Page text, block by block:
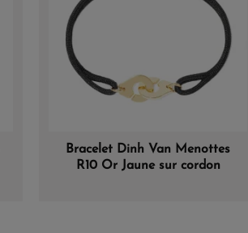
Bracelet Dinh Van Menottes
R10 Or Jaune sur cordon